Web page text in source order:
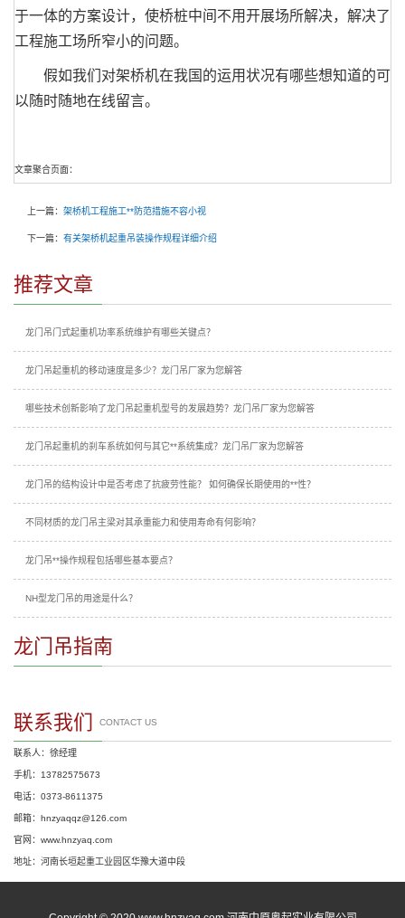
于一体的方案设计，使桥桩中间不用开展场所解决，解决了
工程施工场所窄小的问题。
假如我们对架桥机在我国的运用状况有哪些想知道的可
以随时随地在线留言。
文章聚合页面：
上一篇： 架桥机工程施工**防范措施不容小视
下一篇： 有关架桥机起重吊装操作规程详细介绍
推荐文章
龙门吊门式起重机功率系统维护有哪些关键点？
龙门吊起重机的移动速度是多少？龙门吊厂家为您解答
哪些技术创新影响了龙门吊起重机型号的发展趋势？龙门吊厂家为您解答
龙门吊起重机的刹车系统如何与其它**系统集成？龙门吊厂家为您解答
龙门吊的结构设计中是否考虑了抗疲劳性能？ 如何确保长期使用的**性？
不同材质的龙门吊主梁对其承重能力和使用寿命有何影响？
龙门吊**操作规程包括哪些基本要点？
NH型龙门吊的用途是什么？
龙门吊指南
联系我们 CONTACT US
联系人：徐经理
手机：13782575673
电话：0373-8611375
邮箱：hnzyaqqz@126.com
官网：www.hnzyaq.com
地址：河南长垣起重工业园区华豫大道中段